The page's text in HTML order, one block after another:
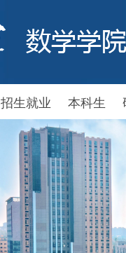
招生就业 本科生